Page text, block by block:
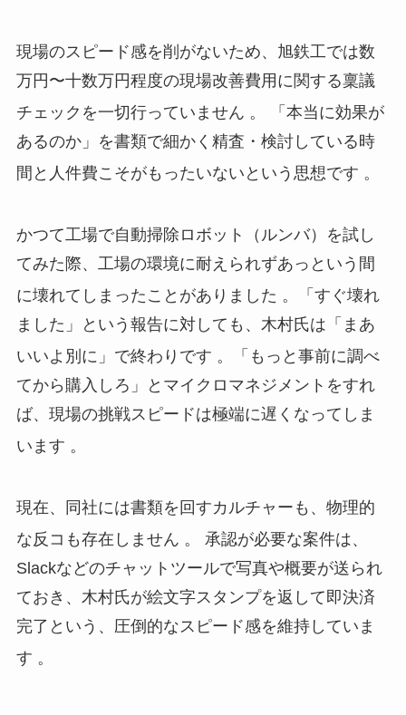
現場のスピード感を削がないため、旭鉄工では数
万円〜十数万円程度の現場改善費用に関する稟議
チェックを一切行っていません 。 「本当に効果が
あるのか」を書類で細かく精査・検討している時
間と人件費こそがもったいないという思想です 。
かつて工場で自動掃除ロボット（ルンバ）を試し
てみた際、工場の環境に耐えられずあっという間
に壊れてしまったことがありました 。「すぐ壊れ
ました」という報告に対しても、木村氏は「まあ
いいよ別に」で終わりです 。「もっと事前に調べ
てから購入しろ」とマイクロマネジメントをすれ
ば、現場の挑戦スピードは極端に遅くなってしま
います 。
現在、同社には書類を回すカルチャーも、物理的
な反コも存在しません 。 承認が必要な案件は、
Slackなどのチャットツールで写真や概要が送られ
ておき、木村氏が絵文字スタンプを返して即決済
完了という、圧倒的なスピード感を維持していま
す 。